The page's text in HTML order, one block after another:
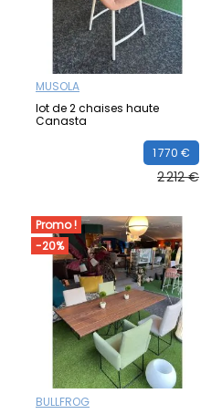
MUSOLA
lot de 2 chaises haute
Canasta
1 770 €
2 212 €
Promo !
-20%
BULLFROG